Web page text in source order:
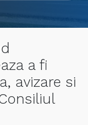
a fi
avizare si